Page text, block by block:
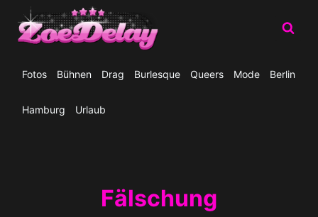
Inhalt
springen
Fotos Bühnen Drag Burlesque Queers Mode Berlin
Hamburg Urlaub
Fälschung